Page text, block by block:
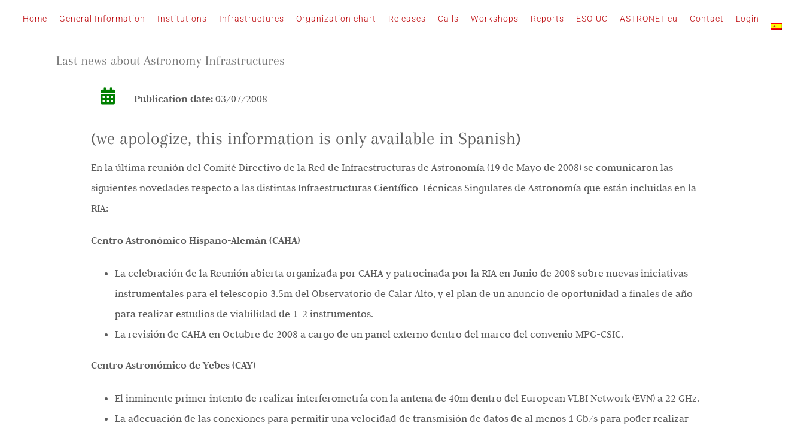
Home General Information Institutions Infrastructures Organization chart Releases Calls Workshops Reports ESO-UC ASTRONET-eu Contact Login
Last news about Astronomy Infrastructures
Publication date: 03/07/2008
(we apologize, this information is only available in Spanish)
En la última reunión del Comité Directivo de la Red de Infraestructuras de Astronomía (19 de Mayo de 2008) se comunicaron las
siguientes novedades respecto a las distintas Infraestructuras Científico-Técnicas Singulares de Astronomía que están incluidas en la
RIA:
Centro Astronómico Hispano-Alemán (CAHA)
La celebración de la Reunión abierta organizada por CAHA y patrocinada por la RIA en Junio de 2008 sobre nuevas iniciativas
instrumentales para el telescopio 3.5m del Observatorio de Calar Alto, y el plan de un anuncio de oportunidad a finales de año
para realizar estudios de viabilidad de 1-2 instrumentos.
La revisión de CAHA en Octubre de 2008 a cargo de un panel externo dentro del marco del convenio MPG-CSIC.
Centro Astronómico de Yebes (CAY)
El inminente primer intento de realizar interferometría con la antena de 40m dentro del European VLBI Network (EVN) a 22 GHz.
La adecuación de las conexiones para permitir una velocidad de transmisión de datos de al menos 1 Gb/s para poder realizar